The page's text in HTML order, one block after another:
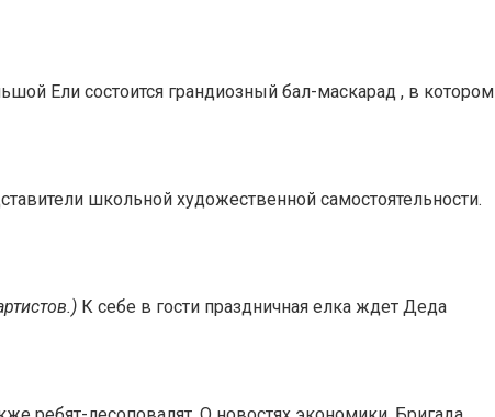
Ели состоится грандиозный бал-маскарад , в котором
школьной художественной самостоятельности.
К себе в гости праздничная елка ждет Деда